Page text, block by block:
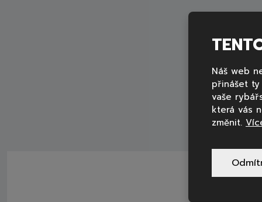
Náš web
přinášet ty
vaše
která vás
změnit.